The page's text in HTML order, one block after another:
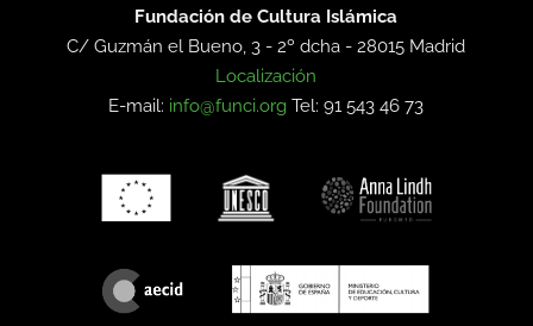
Fundación de Cultura Islámica
C/ Guzmán el Bueno, 3 - 2º dcha -28015 Madrid
Localización
E-mail: info@funci.org Tel: 91 543 46 73